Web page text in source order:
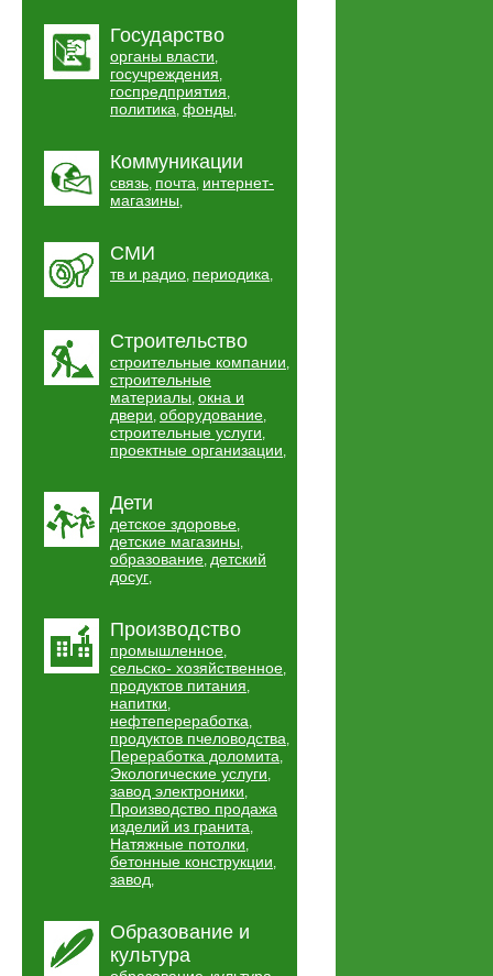
Государство
органы власти,
госучреждения,
госпредприятия,
политика, фонды,
Коммуникации
связь, почта, интернет-
магазины,
СМИ
тв и радио, периодика,
Строительство
строительные компании,
строительные
материалы, окна и
двери, оборудование,
строительные услуги,
проектные организации,
Дети
детское здоровье,
детские магазины,
образование, детский
досуг,
Производство
промышленное,
сельско- хозяйственное,
продуктов питания,
напитки,
нефтепереработка,
продуктов пчеловодства,
Переработка доломита,
Экологические услуги,
завод электроники,
Производство продажа
изделий из гранита,
Натяжные потолки,
бетонные конструкции,
завод,
Образование и
культура